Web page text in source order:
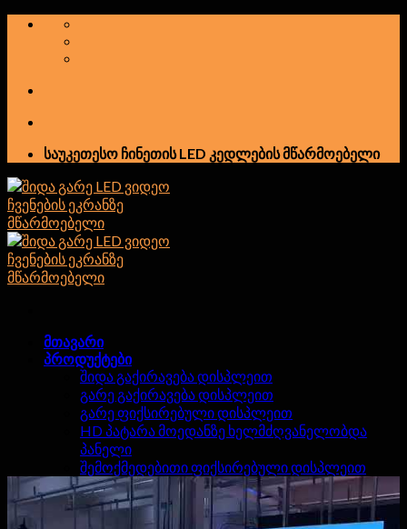
გამოტოვება
საუკეთესო ჩინეთის LED კედლების მწარმოებელი
მთავარი
პროდუქტები
შიდა გაქირავება დისპლეით
გარე გაქირავება დისპლეით
გარე ფიქსირებული დისპლეით
HD პატარა მოედანზე ხელმძღვანელობდა
პანელი
შემოქმედებითი ფიქსირებული დისპლეით
საცეკვაო მოედნის სათავე
გამჭვირვალე გამოიწვია ვიდეო კედელი